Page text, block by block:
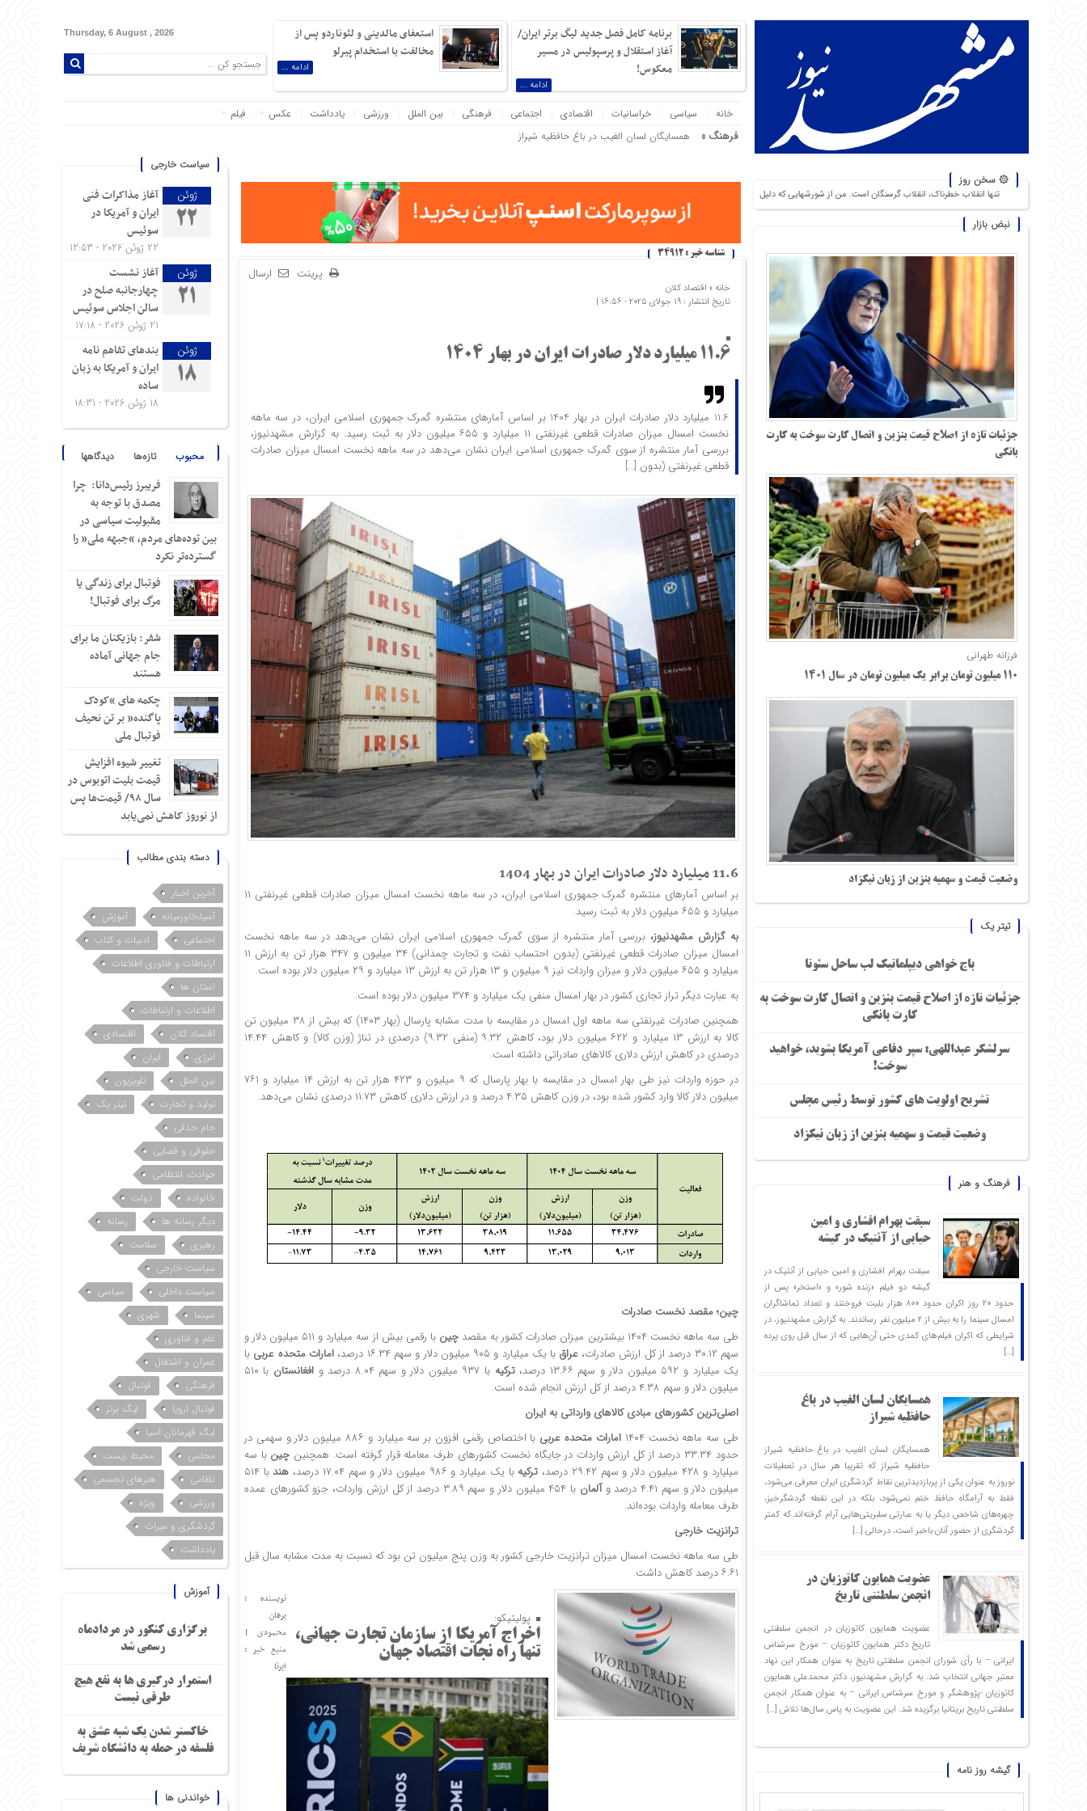
۞ سخن روز
تنها انقلاب خطرناک، انقلاب گرسنگان است. من از شورشهایی که دلیل آن بی‌نانی باشد، بیش از نبرد با یک ارتش دویست‌هزارنفری بیم دارم! ناپلئون بناپارت
نبض بازار
جزئیات تازه از اصلاح قیمت بنزین و اتصال کارت سوخت به کارت
بانکی
فرزانه طهرانی
۱۱۰ میلیون تومان برابر یک میلیون تومان در سال ۱۴۰۱
وضعیت قیمت و سهمیه بنزین از زبان نیکزاد
تیتر یک
باج خواهی دیپلماتیک لب ساحل سئوتا
جزئیات تازه از اصلاح قیمت بنزین و اتصال کارت سوخت به
کارت بانکی
سرلشکر عبداللهی: سپر دفاعی آمریکا بشوید، خواهید
سوخت!
تشریح اولویت های کشور توسط رئیس مجلس
وضعیت قیمت و سهمیه بنزین از زبان نیکزاد
فرهنگ و هنر
سبقت بهرام افشاری و امین
حیایی از آنتیک در گیشه
سبقت بهرام افشاری و امین حیایی از آنتیک در
گیشه دو فیلم «زنده شور» و «استخر» پس از
حدود ۲۰ روز اکران حدود ۸۰۰ هزار بلیت فروختند و تعداد تماشاگران
امسال سینما را به بیش از ۲ میلیون نفر رساندند. به گزارش مشهدنیوز، در
شرایطی که اکران فیلم‌های کمدی حتی آن‌هایی که از سال قبل روی پرده
[…]
همسایگان لسان الغیب در باغ
حافظیه شیراز
همسایگان لسان الغیب در باغ حافظیه شیراز
حافظیه‌ شیراز که تقریبا هر سال در تعطیلات
نوروز به عنوان یکی از پربازدیدترین نقاط گردشگری ایران معرفی می‌شود،
فقط به آرامگاه حافظ ختم نمی‌شود، بلکه در این نقطه گردشگرخیز،
چهره‌های شاخص دیگر یا به عبارتی سلبریتی‌هایی آرام گرفته‌اند که کمتر
گردشگری از حضور آنان باخبر است، درحالی […]
عضویت همایون کاتوزیان در
انجمن سلطنتی تاریخ
عضویت همایون کاتوزیان در انجمن سلطنتی
تاریخ دکتر همایون کاتوزیان – مورخ سرشناس
ایرانی – با رأی شورای انجمن سلطنتی تاریخ به عنوان همکار این نهاد
معتبر جهانی انتخاب شد. به گزارش مشهدنیوز، دکتر محمدعلی همایون
کاتوزیان -پژوهشگر و مورخ سرشناس ایرانی – به عنوان همکار انجمن
سلطنتی تاریخ بریتانیا برگزیده شد. این عضویت به پاس سال‌ها تلاش […]
گیشه روز نامه
برنامه کامل فصل جدید لیگ برتر ایران/
آغاز استقلال و پرسپولیس در مسیر
معکوس!
ادامه ...
استعفای مالدینی و لئوناردو پس از
مخالفت با استخدام پیرلو
ادامه ...
Thursday, 6 August , 2026
خانه سیاسی خراسانیات اقتصادی اجتماعی فرهنگی بین الملل ورزشی یادداشت عکس فیلم
فرهنگ » همسایگان لسان الغیب در باغ حافظیه شیراز
شناسه خبر : 34912
ارسال پرینت
خانه » اقتصاد کلان
تاریخ انتشار : 19 جولای 2025 - 16:56 |
11.6 میلیارد دلار صادرات ایران در بهار 1404
11.6 میلیارد دلار صادرات ایران در بهار 1404 بر اساس آمارهای منتشره گمرک جمهوری اسلامی ایران، در سه ماهه
نخست امسال میزان صادرات قطعی غیرنفتی ۱۱ میلیارد و ۶۵۵ میلیون دلار به ثبت رسید. به گزارش مشهدنیوز،
بررسی آمار منتشره از سوی گمرک جمهوری اسلامی ایران نشان می‌دهد در سه ماهه نخست امسال میزان صادرات
قطعی غیرنفتی (بدون […]
11.6 میلیارد دلار صادرات ایران در بهار 1404
بر اساس آمارهای منتشره گمرک جمهوری اسلامی ایران، در سه ماهه نخست امسال میزان صادرات قطعی غیرنفتی ۱۱
میلیارد و ۶۵۵ میلیون دلار به ثبت رسید.
به گزارش مشهدنیوز، بررسی آمار منتشره از سوی گمرک جمهوری اسلامی ایران نشان می‌دهد در سه ماهه نخست
امسال میزان صادرات قطعی غیرنفتی (بدون احتساب نفت و تجارت چمدانی) ۳۴ میلیون و ۳۴۷ هزار تن به ارزش ۱۱
میلیارد و ۶۵۵ میلیون دلار و میزان واردات نیز ۹ میلیون و ۱۳ هزار تن به ارزش ۱۳ میلیارد و ۲۹ میلیون دلار بوده است.
به عبارت دیگر تراز تجاری کشور در بهار امسال منفی یک میلیارد و ۳۷۴ میلیون دلار بوده است.
همچنین صادرات غیرنفتی سه ماهه اول امسال در مقایسه با مدت مشابه پارسال (بهار ۱۴۰۳) که بیش از ۳۸ میلیون تن
کالا به ارزش ۱۳ میلیارد و ۶۲۲ میلیون دلار بود، کاهش ۹.۳۲ (منفی ۹.۳۲) درصدی در تناژ (وزن کالا) و کاهش ۱۴.۴۴
درصدی در کاهش ارزش دلاری کالاهای صادراتی داشته است.
در حوزه واردات نیز طی بهار امسال در مقایسه با بهار پارسال که ۹ میلیون و ۴۲۳ هزار تن به ارزش ۱۴ میلیارد و ۷۶۱
میلیون دلار کالا وارد کشور شده بود، در وزن کاهش ۴.۳۵ درصد و در ارزش دلاری کاهش ۱۱.۷۳ درصدی نشان می‌دهد.
چین؛ مقصد نخست صادرات
طی سه ماهه نخست ۱۴۰۴ بیشترین میزان صادرات کشور به مقصد
چین
با رقمی بیش از سه میلیارد و ۵۱۱ میلیون دلار و
سهم ۳۰.۱۲ درصد از کل ارزش صادرات،
عراق با یک میلیارد و ۹۰۵ میلیون دلار و سهم ۱۶.۳۴ درصد، امارات متحده عربی با
یک میلیارد و ۵۹۲ میلیون دلار و سهم ۱۳.۶۶ درصد،
ترکیه با ۹۳۷ میلیون دلار و سهم ۸.۰۴ درصد و افغانستان
با ۵۱۰
میلیون دلار و سهم ۴.۳۸ درصد از کل ارزش انجام شده است.
اصلی‌ترین کشورهای مبادی کالاهای وارداتی به ایران
طی سه ماهه نخست ۱۴۰۴
امارات متحده عربی
با اختصاص رقمی افزون بر سه میلیارد و ۸۸۶ میلیون دلار و سهمی در
حدود ۳۳.۳۴ درصد از کل ارزش واردات در جایگاه نخست کشورهای طرف معامله قرار گرفته است. همچنین
چینبا سه
میلیارد و ۴۲۸ میلیون دلار و سهم ۲۹.۴۲ درصد،
ترکیهبا یک میلیارد و ۹۸۶ میلیون دلار و سهم ۱۷.۰۴ درصد، هند
با ۵۱۴
میلیون دلار و سهم ۴.۴۱ درصد و
آلمان
با ۴۵۴ میلیون دلار و سهم ۳.۸۹ درصد از کل ارزش واردات، جزو کشورهای عمده
طرف معامله واردات بوده‌اند.
ترانزیت خارجی
طی سه ماهه نخست امسال میزان ترانزیت خارجی کشور به وزن پنج میلیون تن بود که نسبت به مدت مشابه سال قبل
۶.۶۱ درصد کاهش داشت.
پولیتیکو:
اخراج آمریکا از سازمان تجارت جهانی،
تنها راه نجات اقتصاد جهان
نویسنده :
برهان
محمودی
|
منبع خبر :
ایرنا
سیاست خارجی
ژوئن
22
آغاز مذاکرات فنی
ایران و آمریکا در
سوئیس
22 ژوئن 2026 - 12:53
ژوئن
21
آغاز نشست
چهارجانبه صلح در
سالن اجلاس سوئیس
21 ژوئن 2026 - 17:18
ژوئن
18
بندهای تفاهم نامه
ایران و آمریکا به زبان
ساده
18 ژوئن 2026 - 18:31
محبوب تازه‌ها دیدگاهها
فریبرز رئیس‌دانا: چرا
مصدق با توجه به
مقبولیت سیاسی در
بین توده‌های مردم، “جبهه ملی” را
گسترده‌تر نکرد
فوتبال برای زندگی یا
مرگ برای فوتبال!
شفر: بازیکنان ما برای
جام جهانی آماده
هستند
چکمه های “کودک
پاگنده” بر تن نحیف
فوتبال ملی
تغییر شیوه افزایش
قیمت بلیت اتوبوس در
سال ۹۸/ قیمت‌ها پس
از نوروز کاهش نمی‌یابد
دسته بندی مطالب
آخرین اخبار
آسیا،خاورمیانه
آموزش
اجتماعی
ادبیات و کتاب
ارتباطات و فناوری اطلاعات
استان ها
اطلاعات و ارتباطات
اقتصاد کلان
اقتصادی
انرژی
ایران
بین الملل
تلویزیون
تولید و تجارت
تیتر یک
جام حذفی
حقوقی و قضایی
حوادث، انتظامی
خانواده
دولت
دیگر رسانه ها
رسانه
رهبری
سلامت
سیاست خارجی
سیاست داخلی
سیاسی
سینما
شهری
علم و فناوری
عمران و اشتغال
فرهنگی
فوتبال
فوتبال اروپا
لیگ برتر
لیگ قهرمانان آسیا
مجلس
محیط زیست
نظامی
هنرهای تجسمی
ورزشی
ویژه
گردشگری و میراث
یادداشت
آموزش
برگزاری کنکور در مردادماه
رسمی شد
استمرار درگیری ها به نفع هیچ
طرفی نیست
خاکستر شدن یک شبه عشق به
فلسفه در حمله به دانشگاه شریف
خواندنی ها